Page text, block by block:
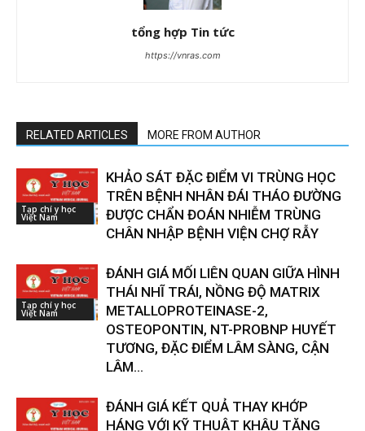
tổng hợp Tin tức
https://vnras.com
RELATED ARTICLES MORE FROM AUTHOR
Tạp chí y học
Việt Nam
KHẢO SÁT ĐẶC ĐIỂM VI TRÙNG HỌC
TRÊN BỆNH NHÂN ĐÁI THÁO ĐƯỜNG
ĐƯỢC CHẨN ĐOÁN NHIỄM TRÙNG
CHÂN NHẬP BỆNH VIỆN CHỢ RẪY
Tạp chí y học
Việt Nam
ĐÁNH GIÁ MỐI LIÊN QUAN GIỮA HÌNH
THÁI NHĨ TRÁI, NỒNG ĐỘ MATRIX
METALLOPROTEINASE-2,
OSTEOPONTIN, NT-PROBNP HUYẾT
TƯƠNG, ĐẶC ĐIỂM LÂM SÀNG, CẬN
LÂM...
ĐÁNH GIÁ KẾT QUẢ THAY KHỚP
HÁNG VỚI KỸ THUẬT KHÂU TĂNG